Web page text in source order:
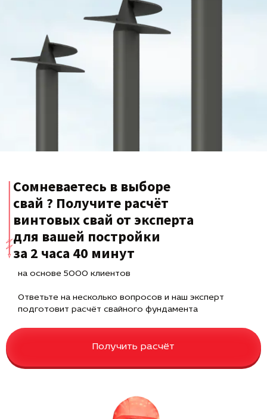
Сомневаетесь в выборе
свай ? Получите расчёт
винтовых свай от эксперта
для вашей постройки
за 2 часа 40 минут
на основе 5000 клиентов
Ответьте на несколько вопросов и наш эксперт
подготовит расчёт свайного фундамента
Получить расчёт